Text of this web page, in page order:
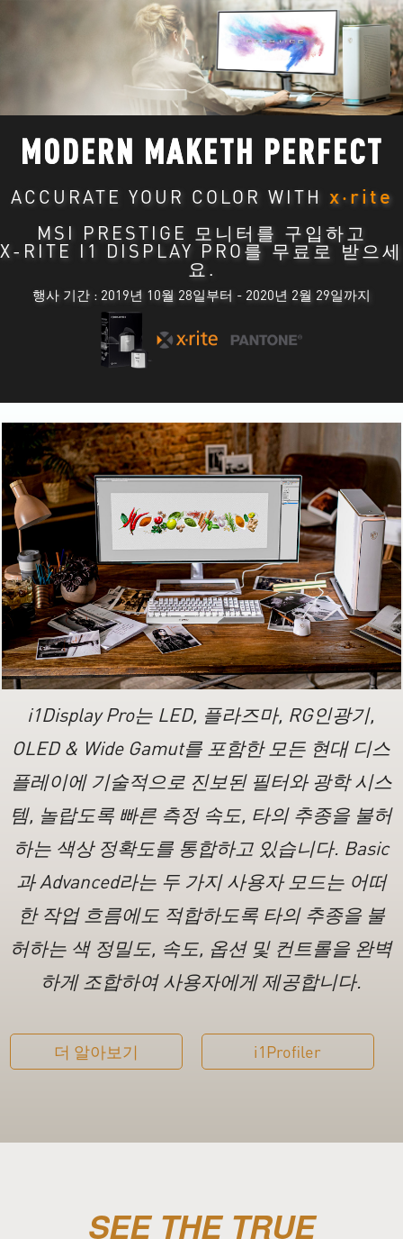
MODERN MAKETH PERFECT
ACCURATE YOUR COLOR WITH x‧rite
MSI PRESTIGE 모니터를 구입하고
X-RITE I1 DISPLAY PRO를 무료로 받으세
요.
행사 기간 : 2019년 10월 28일부터 - 2020년 2월 29일까지
i1Display Pro는 LED, 플라즈마, RG인광기,
OLED & Wide Gamut를 포함한 모든 현대 디스
플레이에 기술적으로 진보된 필터와 광학 시스
템, 놀랍도록 빠른 측정 속도, 타의 추종을 불허
하는 색상 정확도를 통합하고 있습니다. Basic
과 Advanced라는 두 가지 사용자 모드는 어떠
한 작업 흐름에도 적합하도록 타의 추종을 불
허하는 색 정밀도, 속도, 옵션 및 컨트롤을 완벽
하게 조합하여 사용자에게 제공합니다.
더 알아보기 i1Profiler
SEE THE TRUE